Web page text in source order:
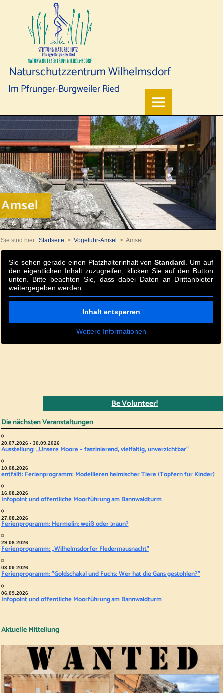
Naturschutzzentrum Wilhelmsdorf
Im Pfrunger-Burgweiler Ried
Amsel
Sie sind hier: Startseite Vogeluhr-Amsel Amsel
Sie sehen gerade einen Platzhalterinhalt vonStandard . Um auf
den eigentlichen Inhalt zuzugreifen, klicken Sie auf den Button
unten. Bitte beachten Sie, dass dabei Daten an Drittanbieter
weitergegeben werden.
Inhalt entsperren
Weitere Informationen
Be Volunteer!
Die nächsten Veranstaltungen
20.07.2026 - 30.09.2026
Ausstellung: „Unsere Moore – faszinierend, vielfältig, unverzichtbar“
10.08.2026
entfällt: Ferienprogramm: Modellieren heimischer Tiere (Töpfern für Kinder)
16.08.2026
Infopoint und öffentliche Moorführung am Bannwaldturm
27.08.2026
Ferienprogramm: Hermelin: weiß oder braun?
29.08.2026
Ferienprogramm: „Wilhelmsdorfer Fledermausnacht"
03.09.2026
Ferienprogramm: "Goldschakal und Fuchs: Wer hat die Gans gestohlen?"
06.09.2026
Infopoint und öffentliche Moorführung am Bannwaldturm
Aktuelle Mitteilung